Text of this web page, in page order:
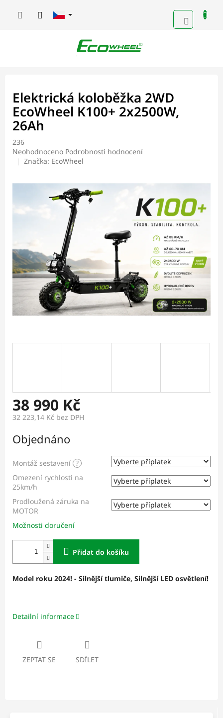
KOŠÍK
Elektrická koloběžka 2WD
EcoWheel K100+ 2x2500W,
26Ah
236
Průměrné
hodnocení
Neohodnoceno Podrobnosti hodnocení
Značka: EcoWheel
38 990 Kč
32 223,14 Kč bez DPH
cena:
Objednáno
Montáž sestavení ?
Omezení rychlosti na
25km/h
Prodloužená záruka na
MOTOR
Možnosti doručení
Přidat do košíku
Model roku 2024! - Silnější tlumiče, Silnější LED osvětlení!
Detailní informace
ZEPTAT SE SDÍLET